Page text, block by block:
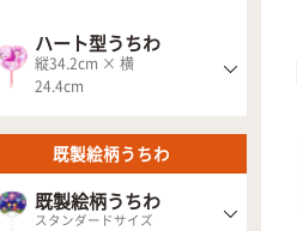
ハート型うちわ
縦34.2cm × 横
24.4cm
既製絵柄うちわ
既製絵柄うちわ
スタンダードサイズ